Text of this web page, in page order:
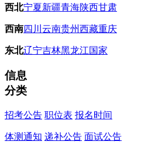
西北宁夏新疆青海陕西甘肃
西南四川 云南贵州西藏重庆
东北辽宁吉林黑龙江国家
信息
分类
招考公告 职位表 报名时间
体测通知 递补公告 面试公告